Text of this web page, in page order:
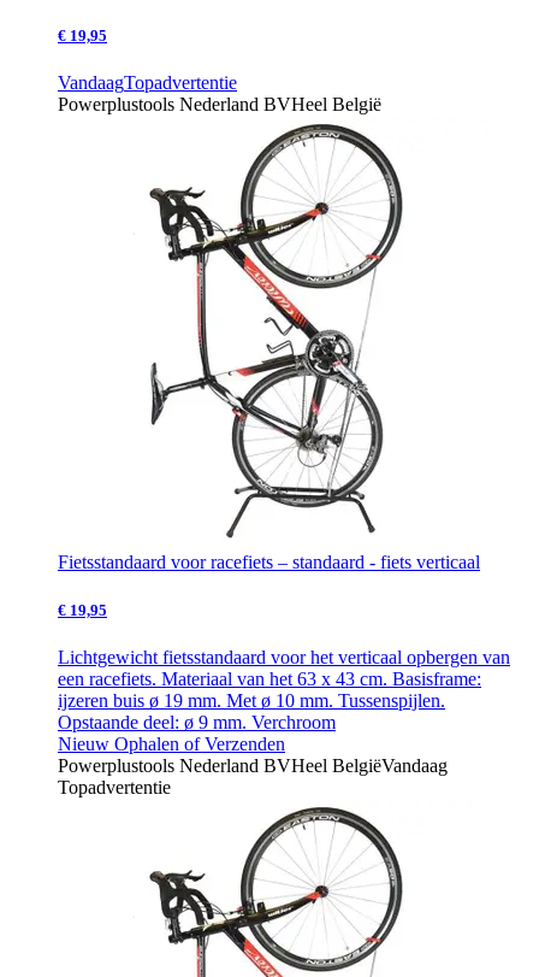
€ 19,95
VandaagTopadvertentie
Powerplustools Nederland BVHeel België
Fietsstandaard voor racefiets – standaard - fiets verticaal
€ 19,95
Lichtgewicht fietsstandaard voor het verticaal opbergen van
een racefiets. Materiaal van het 63 x 43 cm. Basisframe:
ijzeren buis ø 19 mm. Met ø 10 mm. Tussenspijlen.
Opstaande deel: ø 9 mm. Verchroom
Nieuw Ophalen of Verzenden
Powerplustools Nederland BVHeel BelgiëVandaag
Topadvertentie